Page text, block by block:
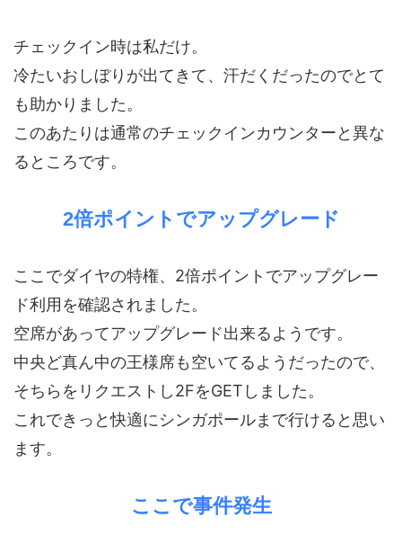
チェックイン時は私だけ。
冷たいおしぼりが出てきて、汗だくだったのでとて
も助かりました。
このあたりは通常のチェックインカウンターと異な
るところです。
2倍ポイントでアップグレード
ここでダイヤの特権、2倍ポイントでアップグレー
ド利用を確認されました。
空席があってアップグレード出来るようです。
中央ど真ん中の王様席も空いてるようだったので、
そちらをリクエストし2FをGETしました。
これできっと快適にシンガポールまで行けると思い
ます。
ここで事件発生